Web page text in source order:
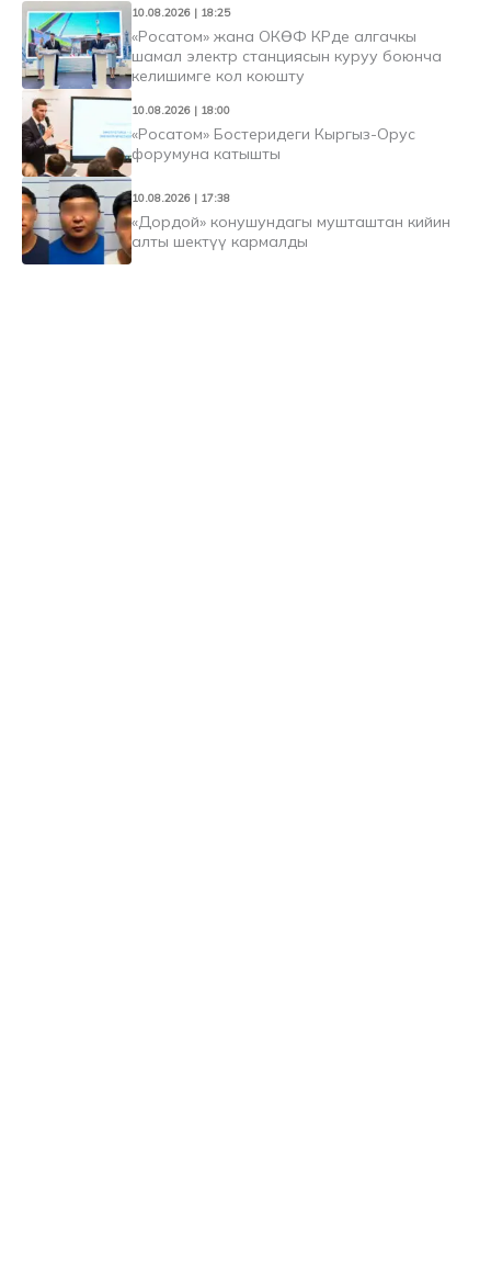
10.08.2026 | 18:25
«Росатом» жана ОКӨФ КРде алгачкы
шамал электр станциясын куруу боюнча
келишимге кол коюшту
10.08.2026 | 18:00
«Росатом» Бостеридеги Кыргыз-Орус
форумуна катышты
10.08.2026 | 17:38
«Дордой» конушундагы мушташтан кийин
алты шектүү кармалды